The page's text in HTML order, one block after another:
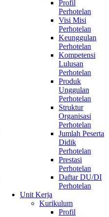
Profil
Perhotelan
Visi Misi
Perhotelan
Keunggulan
Perhotelan
Kompetensi
Lulusan
Perhotelan
Produk
Unggulan
Perhotelan
Struktur
Organisasi
Perhotelan
Jumlah Peserta
Didik
Perhotelan
Prestasi
Perhotelan
Daftar DU/DI
Perhotelan
Unit Kerja
Kurikulum
Profil